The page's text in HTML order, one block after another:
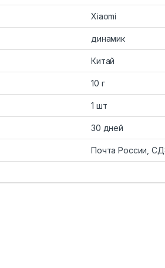
Xiaomi
динамик
Китай
10 г
1 шт
30 дней
Почта России,